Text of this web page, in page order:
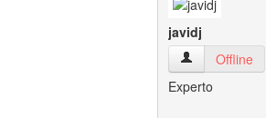
javidj
javidj Ver perfil
Offline
Experto